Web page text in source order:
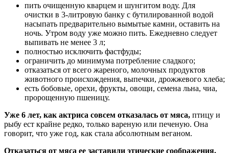
пить очищенную кварцем и шунгитом воду. Для
очистки в 3-литровую банку с бутилированной водой
насыпать предварительно вымытые камни, оставить на
ночь. Утром воду уже можно пить. Ежедневно следует
выпивать не менее 3 л;
полностью исключить фастфуды;
ограничить до минимума потребление сладкого;
отказаться от всего жареного, молочных продуктов
животного происхождения, выпечки, дрожжевого хлеба;
есть бобовые, орехи, фрукты, овощи, семена льна, чиа,
пророщенную пшеницу.
Уже 6 лет, как актриса совсем отказалась от мяса, птицу и
рыбу ест крайне редко, только вареную или печеную. Она
говорит, что уже год, как стала абсолютным веганом.
Отказаться от мяса ее заставили этические соображения.